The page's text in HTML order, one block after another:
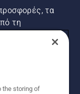
τα
τη
the storing of